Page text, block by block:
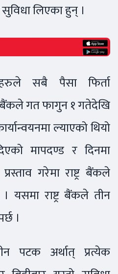
सुविधा लिएका हुन् ।
सबै पैसा फिर्ता
बैंकले गत फागुन १ गतेदेखि
ल्याएको थियो
मापदण्ड र दिनमा
गरेमा राष्ट्र बैंकले
यसमा राष्ट्र बैंकले तीन
।
पटक अर्थात् प्रत्येक